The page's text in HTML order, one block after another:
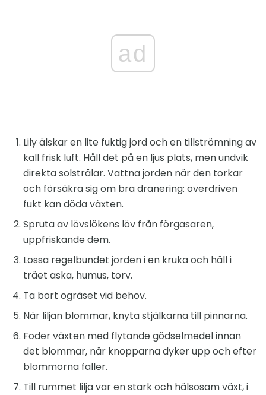
ad
Lily älskar en lite fuktig jord och en tillströmning av
kall frisk luft. Håll det på en ljus plats, men undvik
direkta solstrålar. Vattna jorden när den torkar
och försäkra sig om bra dränering: överdriven
fukt kan döda växten.
Spruta av lövslökens löv från förgasaren,
uppfriskande dem.
Lossa regelbundet jorden i en kruka och häll i
träet aska, humus, torv.
Ta bort ogräset vid behov.
När liljan blommar, knyta stjälkarna till pinnarna.
Foder växten med flytande gödselmedel innan
det blommar, när knopparna dyker upp och efter
blommorna faller.
Till rummet lilja var en stark och hälsosam växt, i